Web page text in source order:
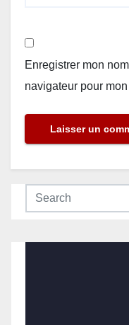
Enregistrer mon
navigateur pour